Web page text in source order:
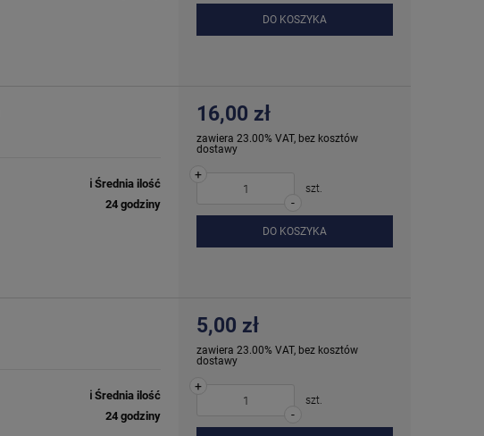
DO KOSZYKA
ℹ️ Średnia ilość
24 godziny
16,00 zł
zawiera 23.00% VAT, bez kosztów
dostawy
-
+
szt.
DO KOSZYKA
ℹ️ Średnia ilość
24 godziny
5,00 zł
zawiera 23.00% VAT, bez kosztów
dostawy
-
+
szt.